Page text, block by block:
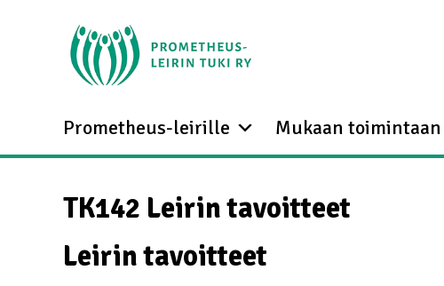
Prometheus-leirille Mukaan toimintaan
TK142 Leirin tavoitteet
Leirin tavoitteet